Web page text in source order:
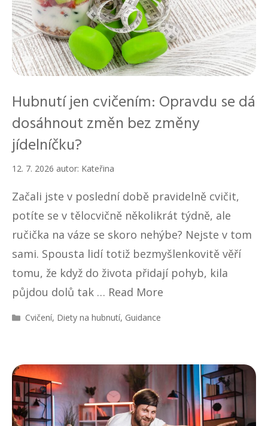
Hubnutí jen cvičením: Opravdu se dá
dosáhnout změn bez změny
jídelníčku?
12. 7. 2026 autor: Kateřina
Začali jste v poslední době pravidelně cvičit,
potíte se v tělocvičně několikrát týdně, ale
ručička na váze se skoro nehýbe? Nejste v tom
sami. Spousta lidí totiž bezmyšlenkovitě věří
tomu, že když do života přidají pohyb, kila
půjdou dolů tak … Read More
R
i
k
y
Cvičení, Diety na hubnutí, Guidance